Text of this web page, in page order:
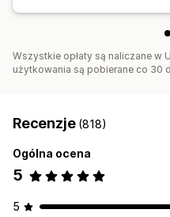
Wszystkie opłaty są naliczane w
użytkowania są pobierane co 30
Recenzje (818)
Ogólna ocena
5
5